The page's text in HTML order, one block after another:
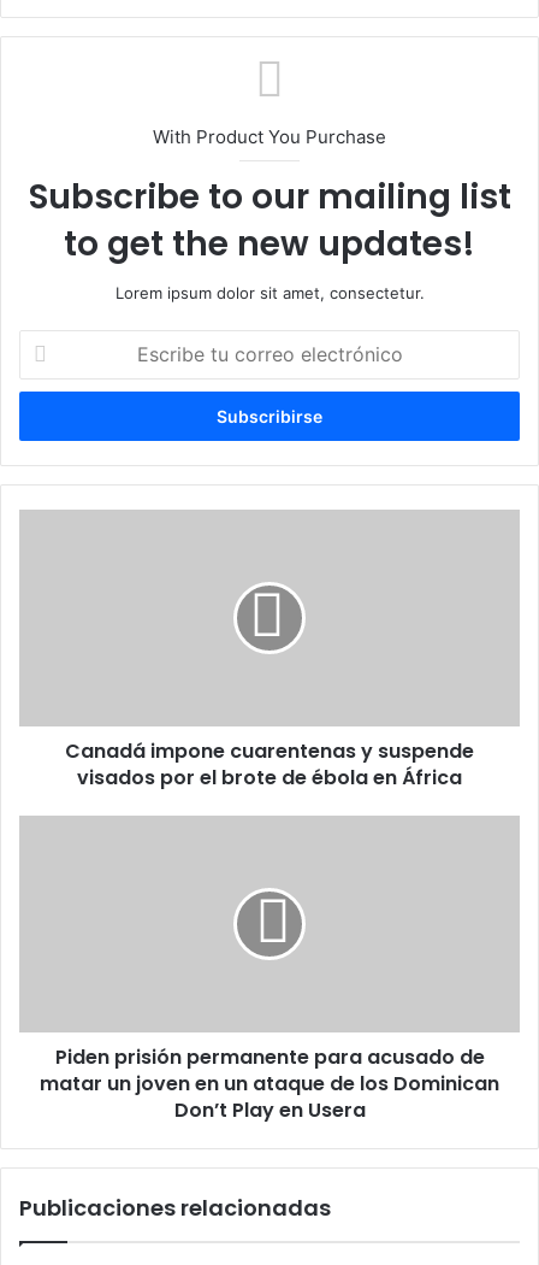
With Product You Purchase
Subscribe to our mailing list
to get the new updates!
Lorem ipsum dolor sit amet, consectetur.
Escribe
correo
brote
Canadá impone cuarentenas y suspende
visados por el brote de ébola en África
joven
los
Don’t
Piden prisión permanente para acusado de
matar un joven en un ataque de los Dominican
Don’t Play en Usera
Publicaciones relacionadas